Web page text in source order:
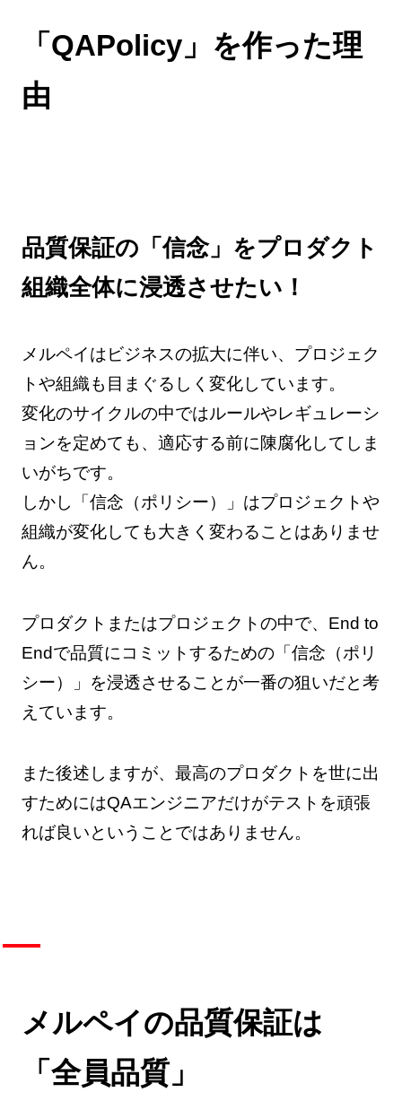
「QAPolicy」を作った理
由
品質保証の「信念」をプロダクト
組織全体に浸透させたい！
メルペイはビジネスの拡大に伴い、プロジェク
トや組織も目まぐるしく変化しています。
変化のサイクルの中ではルールやレギュレーシ
ョンを定めても、適応する前に陳腐化してしま
いがちです。
しかし「信念（ポリシー）」はプロジェクトや
組織が変化しても大きく変わることはありませ
ん。
プロダクトまたはプロジェクトの中で、End to
Endで品質にコミットするための「信念（ポリ
シー）」を浸透させることが一番の狙いだと考
えています。
また後述しますが、最高のプロダクトを世に出
すためにはQAエンジニアだけがテストを頑張
れば良いということではありません。
メルペイの品質保証は
「全員品質」